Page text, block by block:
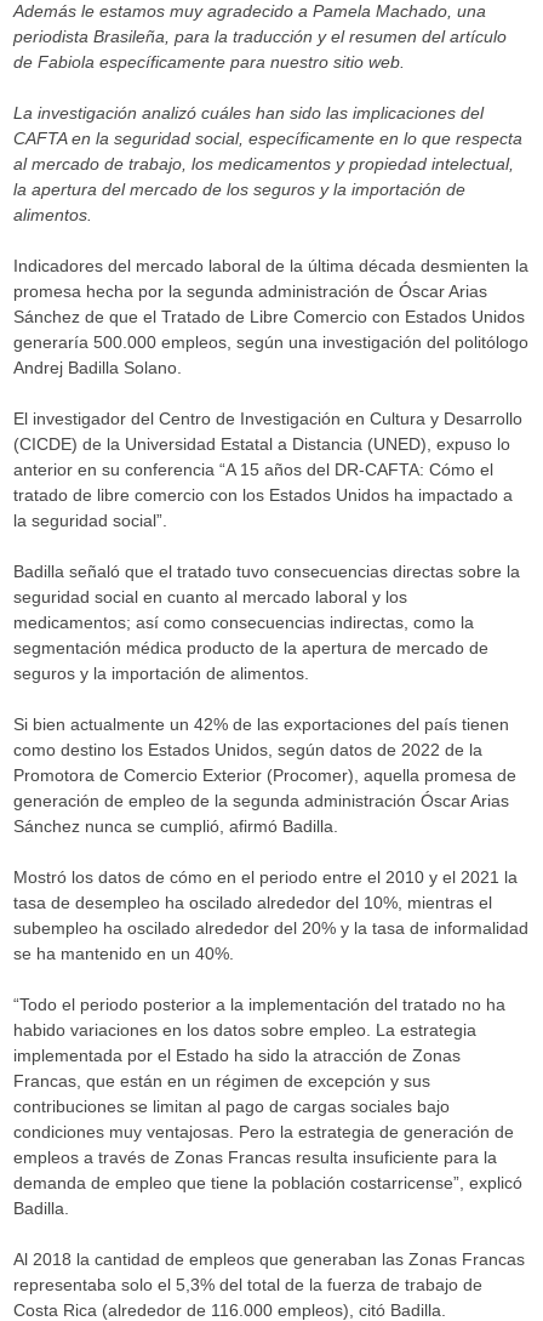
Además le estamos muy agradecido a Pamela Machado, una
periodista Brasileña, para la traducción y el resumen del artículo
de Fabiola específicamente para nuestro sitio web.
La investigación analizó cuáles han sido las implicaciones del
CAFTA en la seguridad social, específicamente en lo que respecta
al mercado de trabajo, los medicamentos y propiedad intelectual,
la apertura del mercado de los seguros y la importación de
alimentos.
Indicadores del mercado laboral de la última década desmienten la
promesa hecha por la segunda administración de Óscar Arias
Sánchez de que el Tratado de Libre Comercio con Estados Unidos
generaría 500.000 empleos, según una investigación del politólogo
Andrej Badilla Solano.
El investigador del Centro de Investigación en Cultura y Desarrollo
(CICDE) de la Universidad Estatal a Distancia (UNED), expuso lo
anterior en su conferencia “A 15 años del DR-CAFTA: Cómo el
tratado de libre comercio con los Estados Unidos ha impactado a
la seguridad social”.
Badilla señaló que el tratado tuvo consecuencias directas sobre la
seguridad social en cuanto al mercado laboral y los
medicamentos; así como consecuencias indirectas, como la
segmentación médica producto de la apertura de mercado de
seguros y la importación de alimentos.
Si bien actualmente un 42% de las exportaciones del país tienen
como destino los Estados Unidos, según datos de 2022 de la
Promotora de Comercio Exterior (Procomer), aquella promesa de
generación de empleo de la segunda administración Óscar Arias
Sánchez nunca se cumplió, afirmó Badilla.
Mostró los datos de cómo en el periodo entre el 2010 y el 2021 la
tasa de desempleo ha oscilado alrededor del 10%, mientras el
subempleo ha oscilado alrededor del 20% y la tasa de informalidad
se ha mantenido en un 40%.
“Todo el periodo posterior a la implementación del tratado no ha
habido variaciones en los datos sobre empleo. La estrategia
implementada por el Estado ha sido la atracción de Zonas
Francas, que están en un régimen de excepción y sus
contribuciones se limitan al pago de cargas sociales bajo
condiciones muy ventajosas. Pero la estrategia de generación de
empleos a través de Zonas Francas resulta insuficiente para la
demanda de empleo que tiene la población costarricense”, explicó
Badilla.
Al 2018 la cantidad de empleos que generaban las Zonas Francas
representaba solo el 5,3% del total de la fuerza de trabajo de
Costa Rica (alrededor de 116.000 empleos), citó Badilla.